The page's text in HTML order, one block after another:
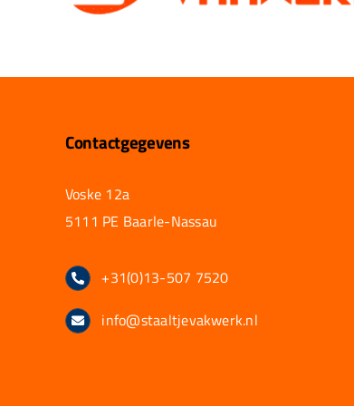
Contactgegevens
Voske 12a
5111 PE Baarle-Nassau
+31(0)13-507 7520
info@staaltjevakwerk.nl